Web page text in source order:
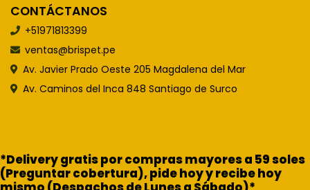
CONTÁCTANOS
+51971813399
ventas@brispet.pe
Av. Javier Prado Oeste 205 Magdalena del Mar
Av. Caminos del Inca 848 Santiago de Surco
*Delivery gratis por compras mayores a 59 soles
(Preguntar cobertura), pide hoy y recibe hoy